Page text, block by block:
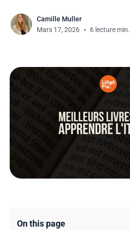
Camille Muller
Mars 17, 2026
6 lecture min.
On this page